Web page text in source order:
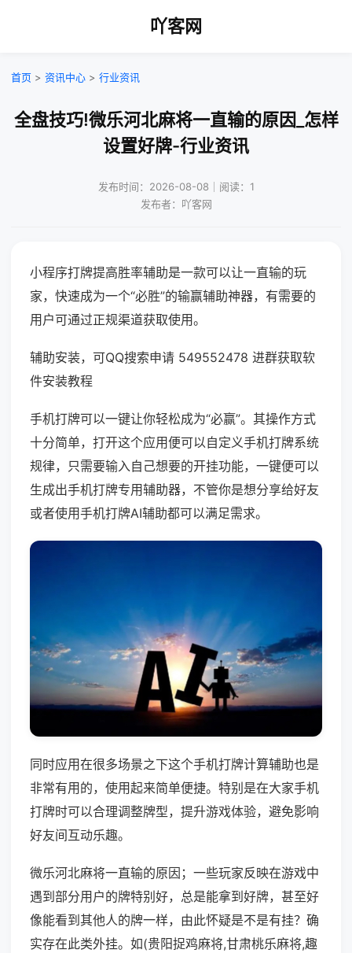
吖客网
首页 > 资讯中心 > 行业资讯
全盘技巧!微乐河北麻将一直输的原因_怎样
设置好牌-行业资讯
发布时间：2026-08-08｜阅读：1
发布者：吖客网
小程序打牌提高胜率辅助是一款可以让一直输的玩
家，快速成为一个“必胜”的输赢辅助神器，有需要的
用户可通过正规渠道获取使用。
辅助安装，可QQ搜索申请 549552478 进群获取软
件安装教程
手机打牌可以一键让你轻松成为“必赢”。其操作方式
十分简单，打开这个应用便可以自定义手机打牌系统
规律，只需要输入自己想要的开挂功能，一键便可以
生成出手机打牌专用辅助器，不管你是想分享给好友
或者使用手机打牌AI辅助都可以满足需求。
同时应用在很多场景之下这个手机打牌计算辅助也是
非常有用的，使用起来简单便捷。特别是在大家手机
打牌时可以合理调整牌型，提升游戏体验，避免影响
好友间互动乐趣。
微乐河北麻将一直输的原因；一些玩家反映在游戏中
遇到部分用户的牌特别好，总是能拿到好牌，甚至好
像能看到其他人的牌一样，由此怀疑是不是有挂？确
实存在此类外挂。如(贵阳捉鸡麻将,甘肃桃乐麻将,趣